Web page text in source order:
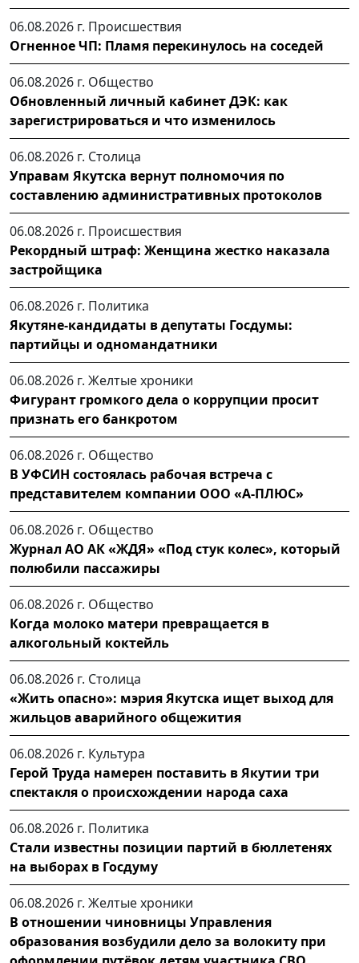
06.08.2026 г. Происшествия
Огненное ЧП: Пламя перекинулось на соседей
06.08.2026 г. Общество
Обновленный личный кабинет ДЭК: как
зарегистрироваться и что изменилось
06.08.2026 г. Столица
Управам Якутска вернут полномочия по
составлению административных протоколов
06.08.2026 г. Происшествия
Рекордный штраф: Женщина жестко наказала
застройщика
06.08.2026 г. Политика
Якутяне-кандидаты в депутаты Госдумы:
партийцы и одномандатники
06.08.2026 г. Желтые хроники
Фигурант громкого дела о коррупции просит
признать его банкротом
06.08.2026 г. Общество
В УФСИН состоялась рабочая встреча с
представителем компании ООО «А-ПЛЮС»
06.08.2026 г. Общество
Журнал АО АК «ЖДЯ» «Под стук колес», который
полюбили пассажиры
06.08.2026 г. Общество
Когда молоко матери превращается в
алкогольный коктейль
06.08.2026 г. Столица
«Жить опасно»: мэрия Якутска ищет выход для
жильцов аварийного общежития
06.08.2026 г. Культура
Герой Труда намерен поставить в Якутии три
спектакля о происхождении народа саха
06.08.2026 г. Политика
Стали известны позиции партий в бюллетенях
на выборах в Госдуму
06.08.2026 г. Желтые хроники
В отношении чиновницы Управления
образования возбудили дело за волокиту при